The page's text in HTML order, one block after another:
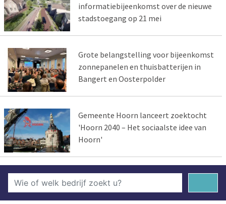
informatiebijeenkomst over de nieuwe
stadstoegang op 21 mei
Grote belangstelling voor bijeenkomst
zonnepanelen en thuisbatterijen in
Bangert en Oosterpolder
Gemeente Hoorn lanceert zoektocht
'Hoorn 2040 – Het sociaalste idee van
Hoorn'